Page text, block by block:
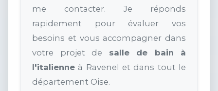
me contacter. Je réponds
rapidement pour évaluer vos
besoins et vous accompagner dans
votre projet de salle de bain à
l'italienne à Ravenel et dans tout le
département Oise.